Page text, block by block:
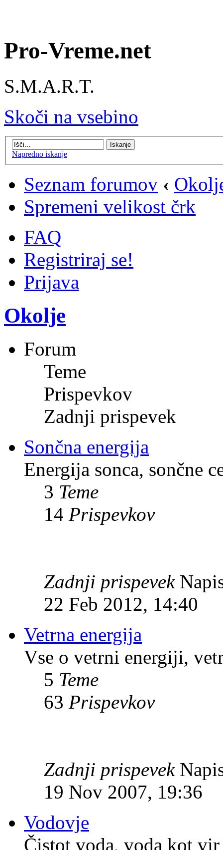
Pro-Vreme.net
S.M.A.R.T.
Skoči na vsebino
Napredno iskanje
Seznam forumov ‹
Spremeni velikost črk
FAQ
Registriraj se!
Prijava
Okolje
Forum
Teme
Prispevkov
Zadnji prispevek
Sončna energija
Energija sonca, sončne
3 Teme
14 Prispevkov
Zadnji prispevek
22 Feb 2012, 14:40
Vetrna energija
Vse o vetrni energiji,
5 Teme
63 Prispevkov
Zadnji prispevek
19 Nov 2007, 19:36
Vodovje
Čistot voda, voda kot